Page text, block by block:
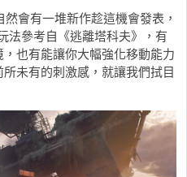
會有一堆新作趁這機會發表，
法參考自《逃離塔科夫》，有
也有能讓你大幅強化移動能力
未有的刺激感，就讓我們拭目